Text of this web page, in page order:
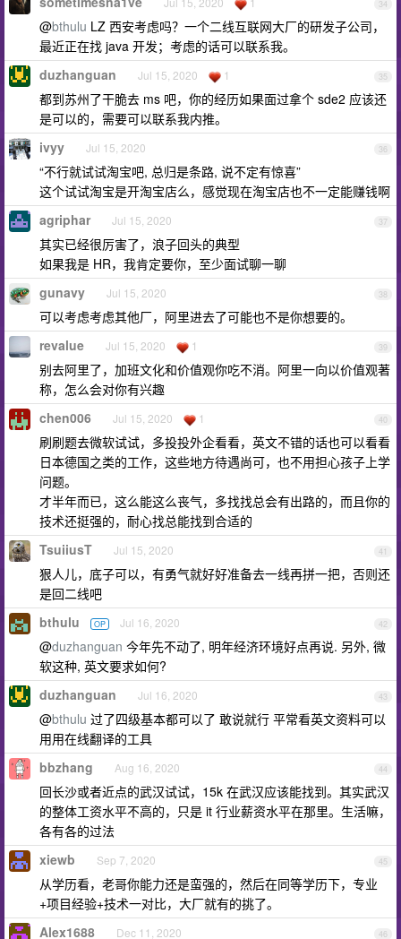
34
@bthulu LZ 西安考虑吗？一个二线互联网大厂的研发子公司，
最近正在找 java 开发；考虑的话可以联系我。
35
duzhanguan Jul 15, 2020 1
都到苏州了干脆去 ms 吧，你的经历如果面过拿个 sde2 应该还
是可以的，需要可以联系我内推。
36
ivyy Jul 15, 2020
“不行就试试淘宝吧, 总归是条路, 说不定有惊喜”
这个试试淘宝是开淘宝店么，感觉现在淘宝店也不一定能赚钱啊
37
agriphar Jul 15, 2020
其实已经很厉害了，浪子回头的典型
如果我是 HR，我肯定要你，至少面试聊一聊
38
gunavy Jul 15, 2020
可以考虑考虑其他厂，阿里进去了可能也不是你想要的。
39
revalue Jul 15, 2020 1
别去阿里了，加班文化和价值观你吃不消。阿里一向以价值观著
称，怎么会对你有兴趣
40
chen006 Jul 15, 2020 1
刷刷题去微软试试，多投投外企看看，英文不错的话也可以看看
日本德国之类的工作，这些地方待遇尚可，也不用担心孩子上学
问题。
才半年而已，这么能这么丧气，多找找总会有出路的，而且你的
技术还挺强的，耐心找总能找到合适的
41
TsuiiusT Jul 15, 2020
狠人儿，底子可以，有勇气就好好准备去一线再拼一把，否则还
是回二线吧
42
bthulu OP Jul 16, 2020
@duzhanguan 今年先不动了, 明年经济环境好点再说. 另外, 微
软这种, 英文要求如何?
43
duzhanguan Jul 16, 2020
@bthulu 过了四级基本都可以了 敢说就行 平常看英文资料可以
用用在线翻译的工具
44
bbzhang Aug 16, 2020
回长沙或者近点的武汉试试，15k 在武汉应该能找到。其实武汉
的整体工资水平不高的，只是 it 行业薪资水平在那里。生活嘛，
各有各的过法
45
xiewb Sep 7, 2020
从学历看，老哥你能力还是蛮强的，然后在同等学历下，专业
+项目经验+技术一对比，大厂就有的挑了。
46
Alex1688 Dec 11, 2020